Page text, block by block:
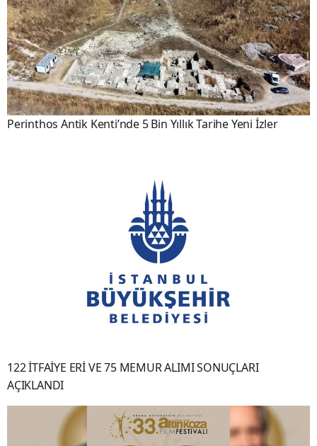
Perinthos Antik Kenti’nde 5 Bin Yıllık Tarihe Yeni İzler
122 İTFAİYE ERİ VE 75 MEMUR ALIMI SONUÇLARI
AÇIKLANDI